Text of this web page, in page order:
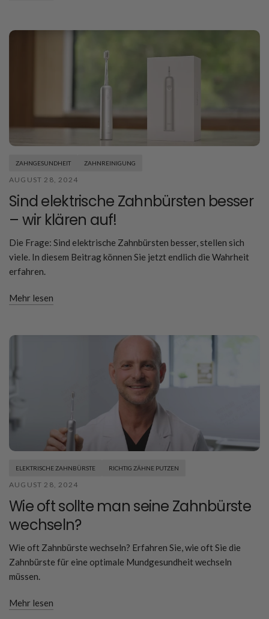
ZAHNGESUNDHEIT ZAHNREINIGUNG
AUGUST 28, 2024
Sind elektrische Zahnbürsten besser
– wir klären auf!
Die Frage: Sind elektrische Zahnbürsten besser, stellen sich
viele. In diesem Beitrag können Sie jetzt endlich die Wahrheit
erfahren.
Mehr lesen
ELEKTRISCHE ZAHNBÜRSTE RICHTIG ZÄHNE PUTZEN
AUGUST 28, 2024
Wie oft sollte man seine Zahnbürste
wechseln?
Wie oft Zahnbürste wechseln? Erfahren Sie, wie oft Sie die
Zahnbürste für eine optimale Mundgesundheit wechseln
müssen.
Mehr lesen